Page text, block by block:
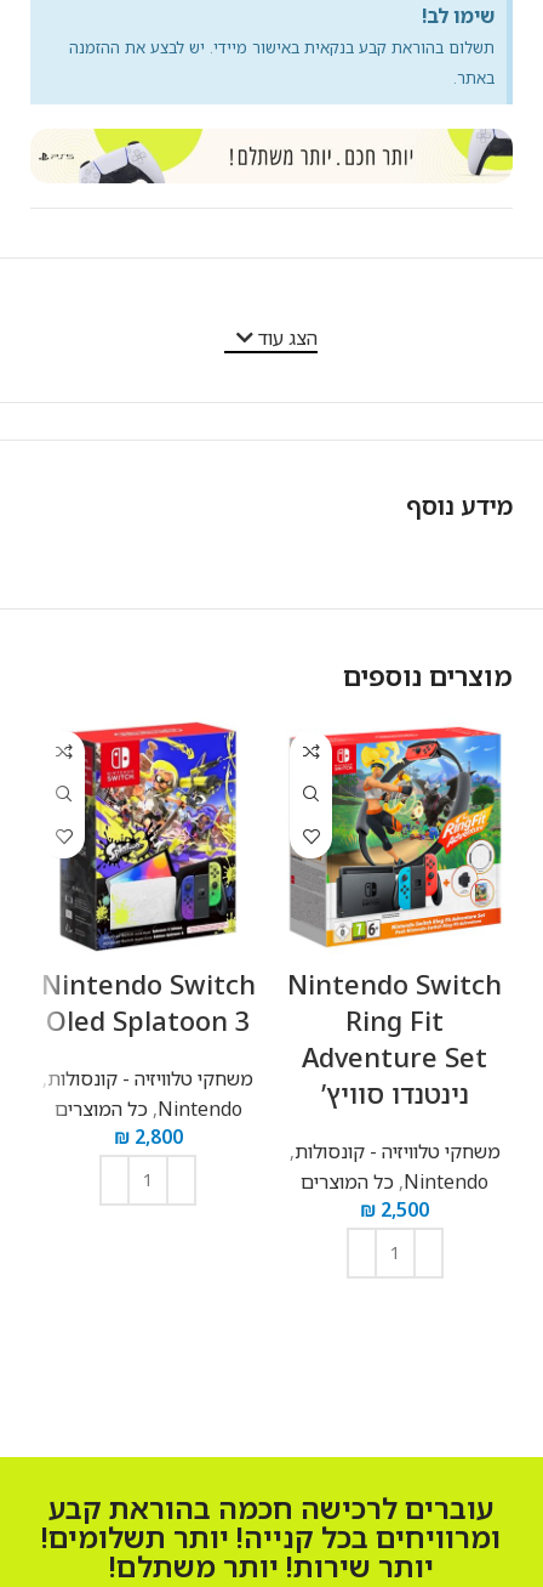
שימו לב!
תשלום בהוראת קבע בנקאית באישור מיידי. יש לבצע את ההזמנה
באתר.
הצג עוד
מידע נוסף
מוצרים נוספים
Nintendo Switch
Ring Fit
Adventure Set
נינטנדו סוויץ’
משחקי טלוויזיה - קונסולות,
Nintendo
, כל המוצרים
₪ 2,500
Nintendo Switch
Oled Splatoon 3
משחקי טלוויזיה - קונסולות,
Nintendo
,כל המוצרים
₪2,800
עוברים לרכישה חכמה בהוראת קבע
ומרוויחים בכל קנייה! יותר תשלומים!
יותר שירות! יותר משתלם!